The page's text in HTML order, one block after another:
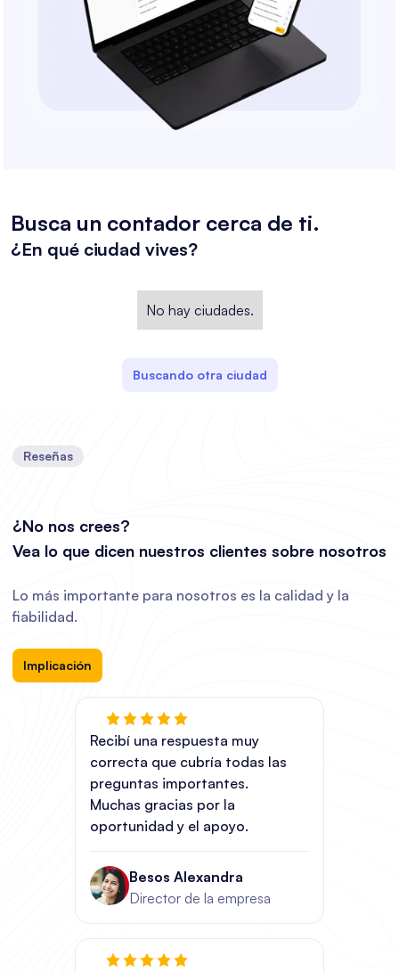
Busca un contador cerca de ti.
¿En qué ciudad vives?
No hay ciudades.
Buscando otra ciudad
Reseñas
¿No nos crees?
Vea lo que dicen nuestros clientes sobre nosotros
Lo más importante para nosotros es la calidad y la
fiabilidad.
Implicación
Recibí una respuesta muy
correcta que cubría todas las
preguntas importantes.
Muchas gracias por la
oportunidad y el apoyo.
Besos Alexandra
Director de la empresa